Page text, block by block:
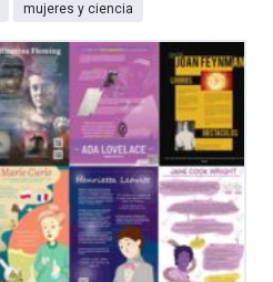
mujeres y ciencia